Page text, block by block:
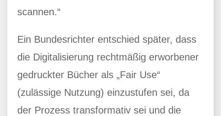
scannen.“
Ein Bundesrichter entschied später, dass
die Digitalisierung rechtmäßig erworbener
gedruckter Bücher als „Fair Use“
(zulässige Nutzung) einzustufen sei, da
der Prozess transformativ sei und die